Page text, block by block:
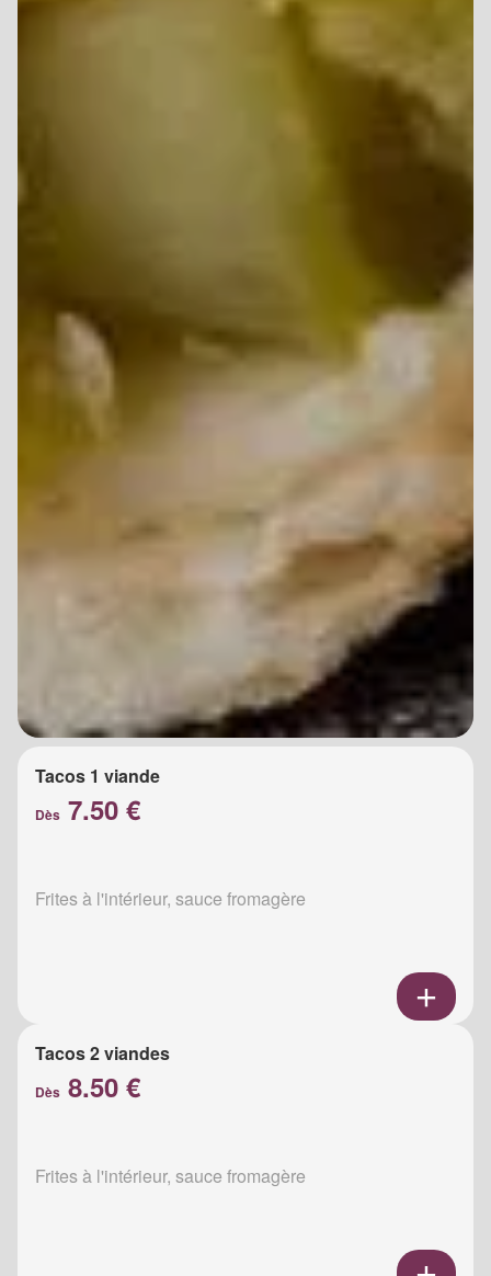
Tacos 1 viande
Dès 7.50 €
Frites à l'intérieur, sauce fromagère
Tacos 2 viandes
Dès 8.50 €
Frites à l'intérieur, sauce fromagère